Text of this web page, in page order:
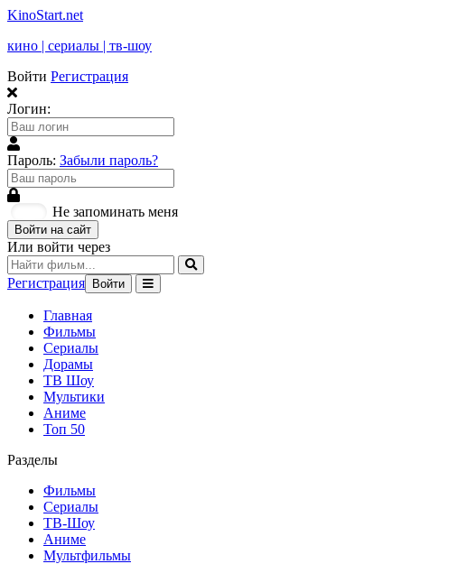
KinoStart.net
кино | сериалы | тв-шоу
Войти Регистрация
Логин:
Пароль: Забыли пароль?
Не запоминать меня
Войти на сайт
Или войти через
Регистрация Войти
Главная
Фильмы
Сериалы
Дорамы
ТВ Шоу
Мультики
Аниме
Топ 50
Разделы
Фильмы
Сериалы
ТВ-Шоу
Аниме
Мультфильмы